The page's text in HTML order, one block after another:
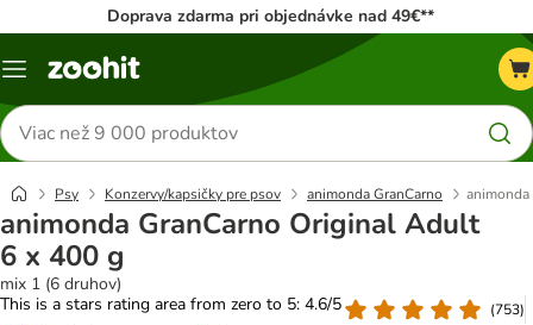
Doprava zdarma pri objednávke nad 49€**
Kategórie
Hľadať
produkty
Psy Konzervy/kapsičky pre psov animonda GranCarno
animonda GranCarno Original Adult
6 x 400 g
mix 1 (6 druhov)
This is a stars rating area from zero to 5: 4.6/5
(753)